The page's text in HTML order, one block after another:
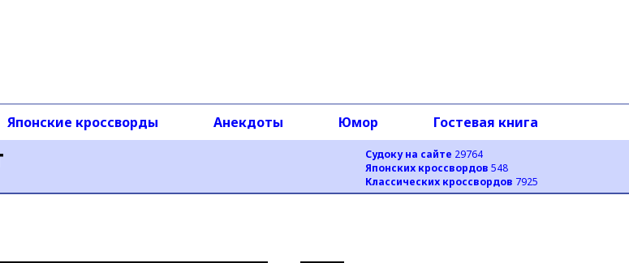
Судоку на сайте 29764
Японских кроссвордов 548
Классических кроссвордов 7925
Японские кроссворды Анекдоты Юмор Гостевая книга